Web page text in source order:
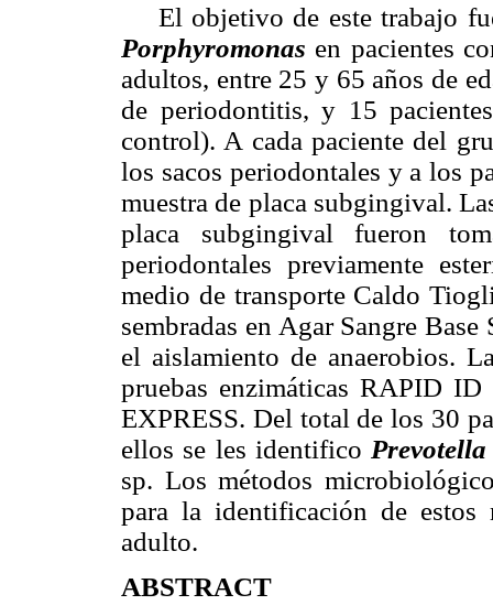
El objetivo de este trabajo
Porphyromonas en pacientes
adultos, entre 25 y 65 años de
de periodontitis, y 15
control). A cada paciente del
los sacos periodontales y a los
muestra de placa subgingival.
placa subgingival fueron
periodontales previamente
medio de transporte Caldo
sembradas en Agar Sangre
el aislamiento de anaerobios.
pruebas enzimáticas RAPID
EXPRESS. Del total de los 30
ellos se les identifico
sp. Los métodos
para la identificación de estos
adulto.
ABSTRACT